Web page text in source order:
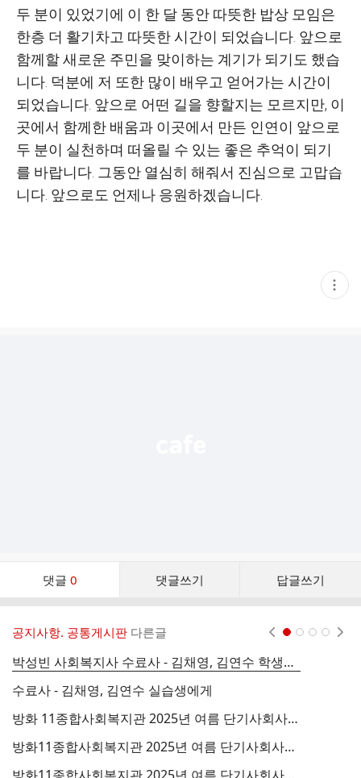
두 분이 있었기에 이 한 달 동안 따뜻한 밥상 모임은
한층 더 활기차고 따뜻한 시간이 되었습니다 앞으로
함께할 새로운 주민을 맞이하는 계기가 되기도 했습
니다 덕분에 저 또한 많이 배우고 얻어가는 시간이
되었습니다 앞으로 어떤 길을 향할지는 모르지만, 이
곳에서 함께한 배움과 이곳에서 만든 인연이 앞으로
두 분이 실천하며 떠올릴 수 있는 좋은 추억이 되기
를 바랍니다 그동안 열심히 해줘서 진심으로 고맙습
니다 앞으로도 언제나 응원하겠습니다
현
재
댓글 0 댓글쓰기 답글쓰기
댓
공지사항. 공통게시판 다른글
박성빈 사회복지사 수료사 - 김채영, 김연수 학생에게
수료사 - 김채영, 김연수 실습생에게
방화 11종합사회복지관 2025년 여름 단기사회사업 실습생 모집 지원사 김연수
방화11종합사회복지관 2025년 여름 단기사회사업 실습생 모집 지원사_김채영